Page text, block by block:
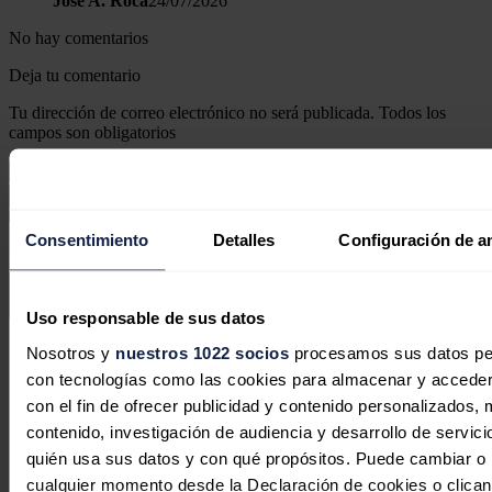
Consentimiento Detalles Configuración de
Uso responsable de sus datos
Nosotros y nuestros 1022 sociosprocesamos sus datos
con tecnologías como las cookies para almacenar y
con el fin de ofrecer publicidad y contenido personalizados,
contenido, investigación de audiencia y desarrollo de
quién usa sus datos y con qué propósitos. Puede cambiar
cualquier momento desde la Declaración de cookies o
No hay comentarios
Deja tu comentario
Tu dirección de correo electrónico no será publicada. Todos los
campos son obligatorios
Este sitio web está protegido por reCAPTCHA y laPolítica de
Enviar comentario
Síguenos en redes sociales